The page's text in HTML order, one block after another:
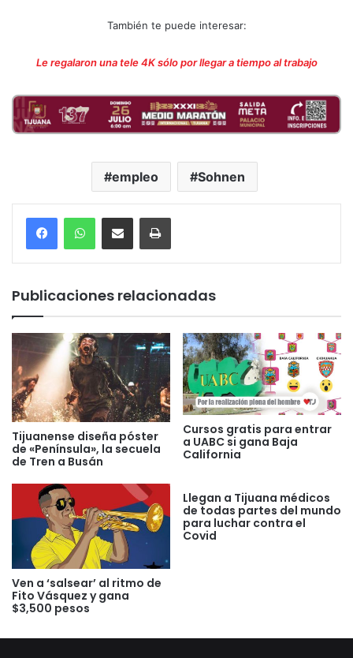
También te puede interesar:
Le regalaron una tele 4K sólo por llegar a tiempo al trabajo
empleo Sohnen
Compartir por correo electrónicoImprimir
Publicaciones relacionadas
Tijuanense diseña póster
de «Península», la secuela
de Tren a Busán
Cursos gratis para entrar
a UABC si gana Baja
California
Ven a ‘salsear’ al ritmo de
Fito Vásquez y gana
$3,500 pesos
Llegan a Tijuana médicos
de todas partes del mundo
para luchar contra el
Covid